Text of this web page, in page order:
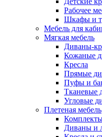
Рабочее
Шкафы и
Мебель для
Мягкая мебель
Диваны-
Кожаные
Кресла
Прямые
Пуфы и
Тканевые
Угловые
Плетеная мебель
Диваны и